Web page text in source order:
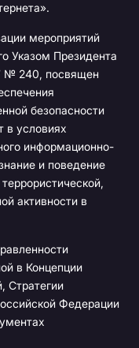
мероприятий
Указом Президента
№ 240, посвящен
безопасности
в условиях
информационно-
и поведение
активности в
в Концепции
Стратегии
Федерации